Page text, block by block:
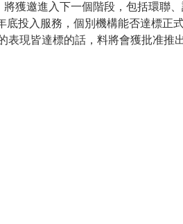
獲邀進入下一個階段，包括環聯
投入服務，個別機構能否達標正
現皆達標的話，料將會獲批准